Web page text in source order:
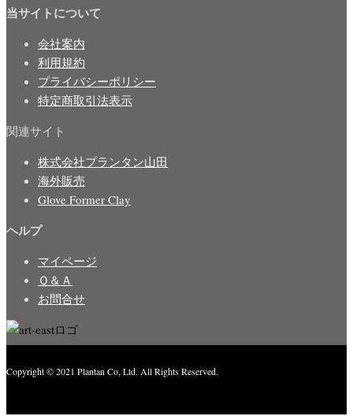
当サイトについて
会社案内
利用規約
プライバシーポリシー
特定商取引法表示
関連サイト
株式会社プランタン山田
海外販売
Glove Former Clay
ヘルプ
マイページ
Ｑ＆Ａ
お問合せ
Copyright © 2021 Plantan Co, Ltd. All Rights Reserved.